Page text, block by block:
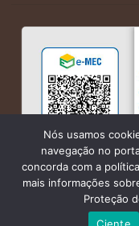
Nós usamos
navegação no
concorda com a
mais informações
Proteção
Ciente